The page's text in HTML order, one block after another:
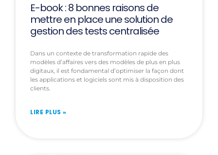
E-book : 8 bonnes raisons de
mettre en place une solution de
gestion des tests centralisée
Dans un contexte de transformation rapide des
modèles d’affaires vers des modèles de plus en plus
digitaux, il est fondamental d’optimiser la façon dont
les applications et logiciels sont mis à disposition des
clients.
LIRE PLUS »